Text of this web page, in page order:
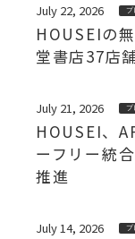
July 22, 2026 プ
HOUSEIの
堂書店37店
July 21, 2026 プ
HOUSEI、
ーフリー統
推進
July 14, 2026 プ